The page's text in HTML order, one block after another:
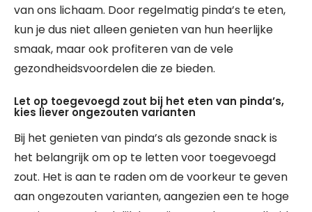
van ons lichaam. Door regelmatig pinda’s te eten,
kun je dus niet alleen genieten van hun heerlijke
smaak, maar ook profiteren van de vele
gezondheidsvoordelen die ze bieden.
Let op toegevoegd zout bij het eten van pinda’s,
kies liever ongezouten varianten
Bij het genieten van pinda’s als gezonde snack is
het belangrijk om op te letten voor toegevoegd
zout. Het is aan te raden om de voorkeur te geven
aan ongezouten varianten, aangezien een te hoge